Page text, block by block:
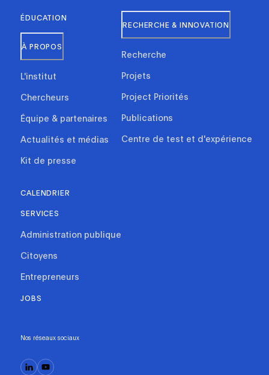
ÉDUCATION
À PROPOS
L'institut
Chercheurs
Équipe & partenaires
Actualités et médias
Kit de presse
RECHERCHE & INNOVATION
Recherche
Projets
Project Priorités
Publications
Centre de test et d'expérience
CALENDRIER
SERVICES
Administration publique
Citoyens
Entrepreneurs
JOBS
Nos réseaux sociaux